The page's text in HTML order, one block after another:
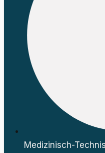
Medizinisch-